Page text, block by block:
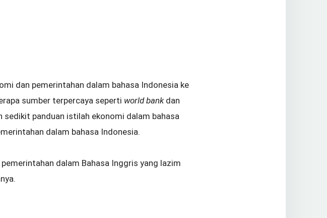
dan pemerintahan dalam bahasa Indonesia ke
sumber terpercaya seperti world bankdan
sedikit panduan istilah ekonomi dalam bahasa
dalam bahasa Indonesia.
dalam Bahasa Inggris yang lazim